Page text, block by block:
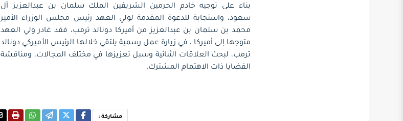
بناء على توجيه خادم الحرمين الشريفين الملك سلمان بن عبدالعزيز آل
سعود، واستجابة للدعوة المقدمة لولي العهد رئيس مجلس الوزراء الأمير
محمد بن سلمان بن عبدالعزيز من أميركا دونالد ترمب، فقد غادر ولي العهد
متوجها إلى أميركا ، في زيارة عمل رسمية يلتقي خلالها الرئيس الأميركي دونالد
ترمب، لبحث العلاقات الثنائية وسبل تعزيزها في مختلف المجالات، ومناقشة
القضايا ذات الاهتمام المشترك.
مشاركة :